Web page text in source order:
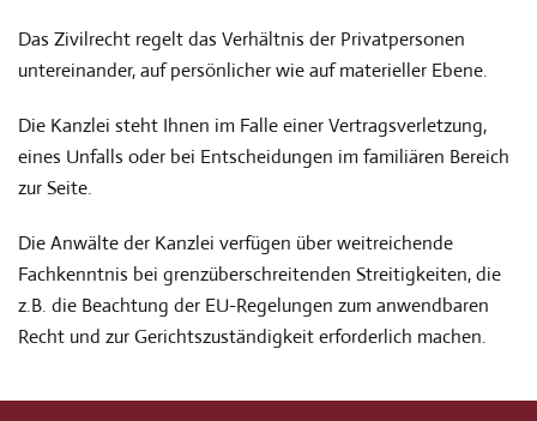
Das Zivilrecht regelt das Verhältnis der Privatpersonen
untereinander, auf persönlicher wie auf materieller Ebene.
Die Kanzlei steht Ihnen im Falle einer Vertragsverletzung,
eines Unfalls oder bei Entscheidungen im familiären Bereich
zur Seite.
Die Anwälte der Kanzlei verfügen über weitreichende
Fachkenntnis bei grenzüberschreitenden Streitigkeiten, die
z.B. die Beachtung der EU-Regelungen zum anwendbaren
Recht und zur Gerichtszuständigkeit erforderlich machen.